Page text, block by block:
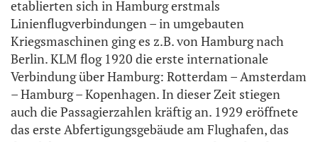
etablierten sich in Hamburg erstmals
Linienflugverbindungen – in umgebauten
Kriegsmaschinen ging es z.B. von Hamburg nach
Berlin. KLM flog 1920 die erste internationale
Verbindung über Hamburg: Rotterdam – Amsterdam
– Hamburg – Kopenhagen. In dieser Zeit stiegen
auch die Passagierzahlen kräftig an. 1929 eröffnete
das erste Abfertigungsgebäude am Flughafen, das